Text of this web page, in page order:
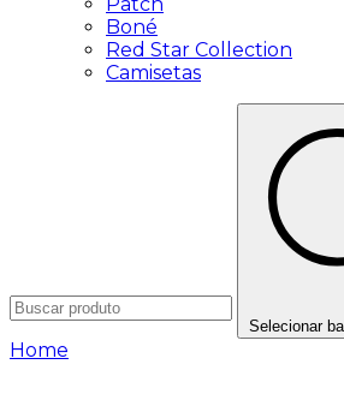
Boné
Red Star Collection
Camisetas
Selecionar
Home